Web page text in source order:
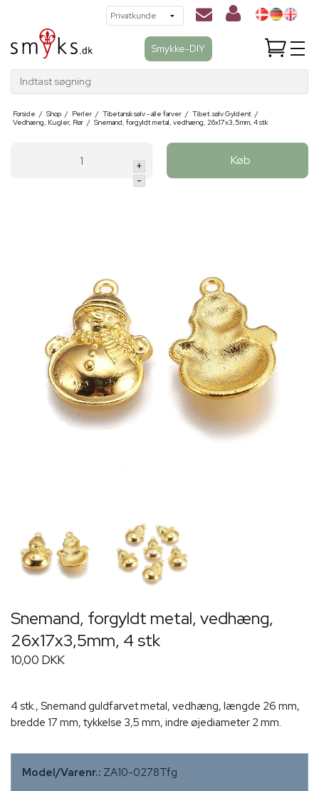
Smykke-DIY
Indtast søgning
Forside / Shop / Perler / Tibetansk sølv - alle farver / Tibet.sølv Gyldent /
Vedhæng, Kugler, Rør / Snemand, forgyldt metal, vedhæng, 26x17x3,5mm, 4 stk
+
-
Køb
Snemand, forgyldt metal, vedhæng,
26x17x3,5mm, 4 stk
10,00 DKK
4 stk., Snemand guldfarvet metal, vedhæng, længde 26 mm,
bredde 17 mm, tykkelse 3,5 mm, indre øjediameter 2 mm.
Model/Varenr.: ZA10-0278Tfg